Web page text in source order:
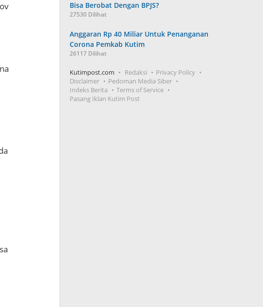
Bisa Berobat Dengan BPJS?
27530 Dilihat
Anggaran Rp 40 Miliar Untuk Penanganan
Corona Pemkab Kutim
26117 Dilihat
Kutimpost.com Redaksi
Privacy Policy
Disclaimer
Pedoman Media Siber
Indeks Berita
Terms of Service
Pasang Iklan Kutim Post